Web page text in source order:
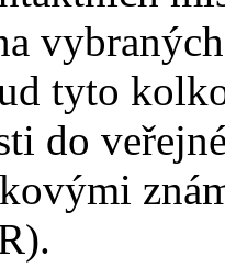
tyto
do